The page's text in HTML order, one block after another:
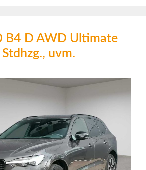
B4 D AWD Ultimate
uvm.